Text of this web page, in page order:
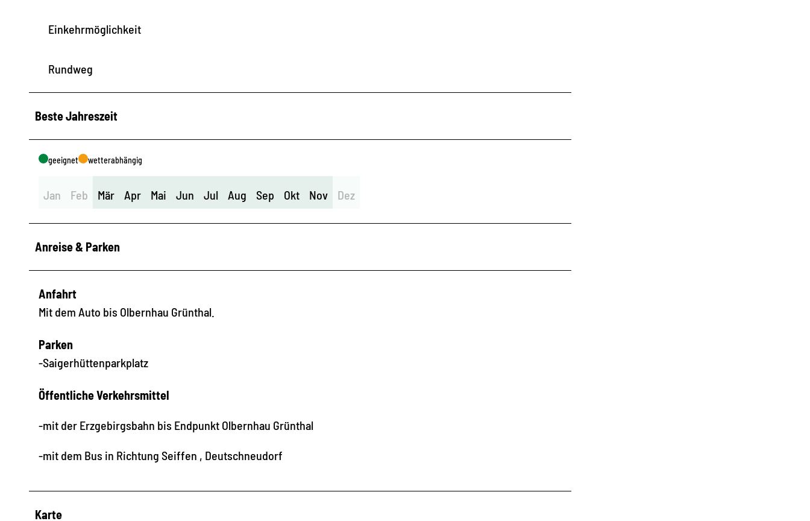
Einkehrmöglichkeit
Rundweg
Beste Jahreszeit
geeignet wetterabhängig
Jan Feb Mär Apr Mai Jun Jul Aug Sep Okt Nov Dez
Anreise & Parken
Anfahrt
Mit dem Auto bis Olbernhau Grünthal.
Parken
-Saigerhüttenparkplatz
Öffentliche Verkehrsmittel
-mit der Erzgebirgsbahn bis Endpunkt Olbernhau Grünthal
-mit dem Bus in Richtung Seiffen , Deutschneudorf
Karte